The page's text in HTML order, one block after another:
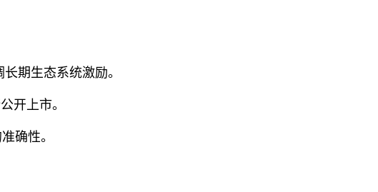
期生态系统激励。
开上市。
确性。